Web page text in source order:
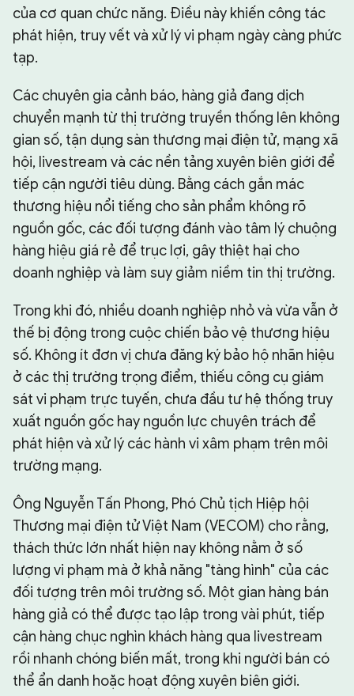
của cơ quan chức năng. Điều này khiến công tác
phát hiện, truy vết và xử lý vi phạm ngày càng phức
tạp.
Các chuyên gia cảnh báo, hàng giả đang dịch
chuyển mạnh từ thị trường truyền thống lên không
gian số, tận dụng sàn thương mại điện tử, mạng xã
hội, livestream và các nền tảng xuyên biên giới để
tiếp cận người tiêu dùng. Bằng cách gắn mác
thương hiệu nổi tiếng cho sản phẩm không rõ
nguồn gốc, các đối tượng đánh vào tâm lý chuộng
hàng hiệu giá rẻ để trục lợi, gây thiệt hại cho
doanh nghiệp và làm suy giảm niềm tin thị trường.
Trong khi đó, nhiều doanh nghiệp nhỏ và vừa vẫn ở
thế bị động trong cuộc chiến bảo vệ thương hiệu
số. Không ít đơn vị chưa đăng ký bảo hộ nhãn hiệu
ở các thị trường trọng điểm, thiếu công cụ giám
sát vi phạm trực tuyến, chưa đầu tư hệ thống truy
xuất nguồn gốc hay nguồn lực chuyên trách để
phát hiện và xử lý các hành vi xâm phạm trên môi
trường mạng.
Ông Nguyễn Tấn Phong, Phó Chủ tịch Hiệp hội
Thương mại điện tử Việt Nam (VECOM) cho rằng,
thách thức lớn nhất hiện nay không nằm ở số
lượng vi phạm mà ở khả năng "tàng hình" của các
đối tượng trên môi trường số. Một gian hàng bán
hàng giả có thể được tạo lập trong vài phút, tiếp
cận hàng chục nghìn khách hàng qua livestream
rồi nhanh chóng biến mất, trong khi người bán có
thể ẩn danh hoặc hoạt động xuyên biên giới.